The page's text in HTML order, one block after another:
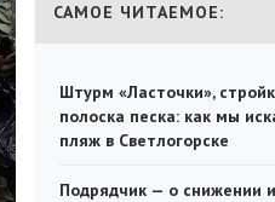
САМОЕ ЧИТАЕМОЕ:
Штурм «Ласточки»,
полоска песка: как мы
пляж в Светлогорске
Подрядчик — о снижении